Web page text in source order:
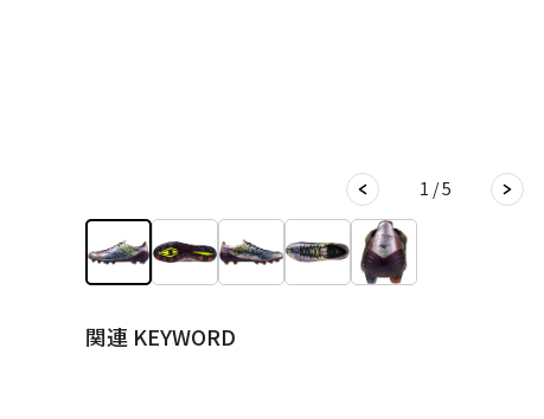
1 / 5
関連 KEYWORD